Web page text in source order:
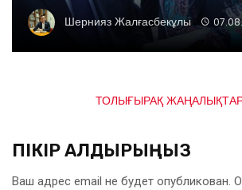
Шернияз Жалғасбекұлы
ТОЛЫҒЫРАҚ
ПІКІР ҚАЛДЫРЫҢЫЗ
Ваш адрес email не будет опубликован.